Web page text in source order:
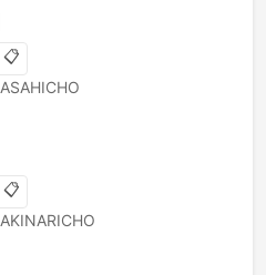
📋
ASAHICHO
📋
AKINARICHO